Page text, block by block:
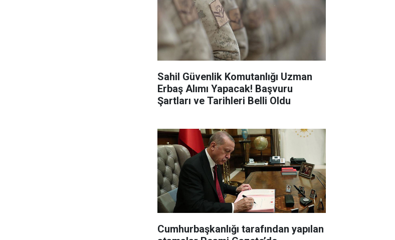
Sahil Güvenlik Komutanlığı Uzman
Erbaş Alımı Yapacak! Başvuru
Şartları ve Tarihleri Belli Oldu
Cumhurbaşkanlığı tarafından yapılan